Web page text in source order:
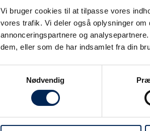
Vi bruger cookies til at tilpasse vores
vores trafik. Vi deler også oplysninger
annonceringspartnere og
dem, eller som de har indsamlet fra din
Nødvendig
Få
på
Tilmeld dig vores sms-